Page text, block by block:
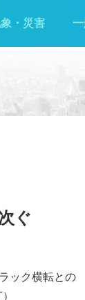
・災害
ぐ
ック横転との